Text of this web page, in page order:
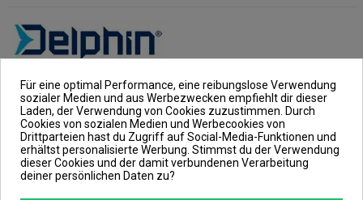
Delphin COLOR
Kettenbissanzeiger Set
Inhalt: 2 Stück, Gewicht: 24g, Farbe:
gelb/grün
Für eine optimal Performance, eine reibungslose Verwendung
sozialer Medien und aus Werbezwecken empfiehlt dir dieser
Laden, der Verwendung von Cookies zuzustimmen. Durch
Cookies von sozialen Medien und Werbecookies von
Drittparteien hast du Zugriff auf Social-Media-Funktionen und
erhältst personalisierte Werbung. Stimmst du der Verwendung
dieser Cookies und der damit verbundenen Verarbeitung
deiner persönlichen Daten zu?